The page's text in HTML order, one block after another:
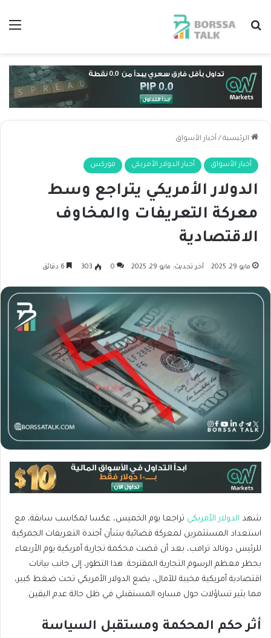
بحث عن
الرئيسية / أخبار الأسواق
أخبار الأسواق أخبار الدولار الأمريكي فوركس
الدولار الأمريكي يتراجع وسط
معركة التعريفات والمخاوف
الاقتصادية
مايو 29, 2025 آخر تحديث: مايو 29, 2025 0
303
شهد الدولار الأمريكي تراجعا يوم الخميس، عكسا لمكاسب سابقة، مع
استعداد المستثمرين لمعركة قضائية بشأن أجندة التعريفات الجمركية
للرئيس دونالد ترامب، بعد أن قضت محكمة تجارية أمريكية يوم الأربعاء
بحظر معظم الرسوم التجارية المقترحة. هذا التطور، إلى جانب بيانات
اقتصادية أمريكية مخيبة للآمال، يضع الدولار الأمريكي تحت ضغط كبير،
مما يثير تساؤلات حول مساره المستقبلي في ظل حالة عدم اليقين.
أثر حكم المحكمة ومستقبل السياسة